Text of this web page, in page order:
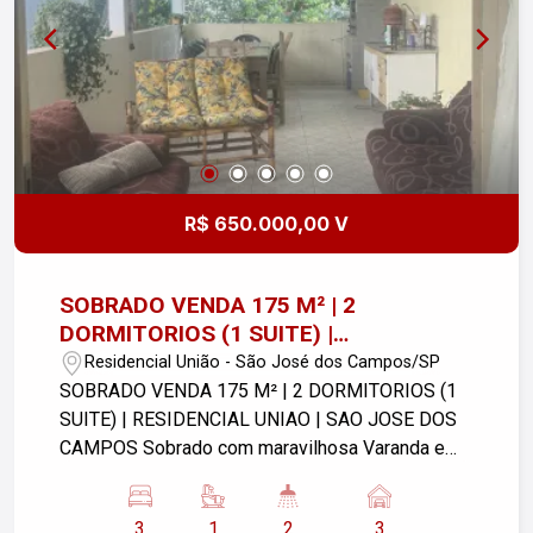
visita e venha conhecer seu novo lar!
R$ 650.000,00 V
SOBRADO VENDA 175 M² | 2
DORMITORIOS (1 SUITE) |
RESIDENCIAL UNIAO | SAO JOSE DOS
CAMPOS
Residencial União - São José dos Campos/SP
SOBRADO VENDA 175 M² | 2 DORMITORIOS (1
SUITE) | RESIDENCIAL UNIAO | SAO JOSE DOS
CAMPOS Sobrado com maravilhosa Varanda e
gostosa de chegar em casa, olhar para o